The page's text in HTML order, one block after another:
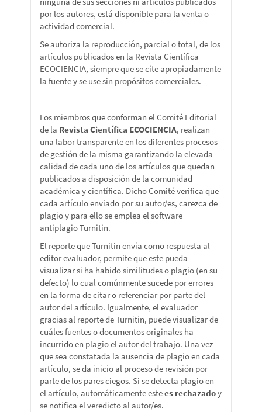
por los autores, está disponible para la venta o
actividad comercial.
Se autoriza la reproducción, parcial o total, de los
artículos publicados en la Revista Científica
ECOCIENCIA, siempre que se cite apropiadamente
la fuente y se use sin propósitos comerciales.
Los miembros que conforman el Comité Editorial
de la Revista Científica ECOCIENCIA, realizan
una labor transparente en los diferentes procesos
de gestión de la misma garantizando la elevada
calidad de cada uno de los artículos que quedan
publicados a disposición de la comunidad
académica y científica. Dicho Comité verifica que
cada artículo enviado por su autor/es, carezca de
plagio y para ello se emplea el software
antiplagio Turnitin.
El reporte que Turnitin envía como respuesta al
editor evaluador, permite que este pueda
visualizar si ha habido similitudes o plagio (en su
defecto) lo cual comúnmente sucede por errores
en la forma de citar o referenciar por parte del
autor del artículo. Igualmente, el evaluador
gracias al reporte de Turnitin, puede visualizar de
cuáles fuentes o documentos originales ha
incurrido en plagio el autor del trabajo. Una vez
que sea constatada la ausencia de plagio en cada
artículo, se da inicio al proceso de revisión por
parte de los pares ciegos. Si se detecta plagio en
el artículo, automáticamente estees rechazadoy
se notifica el veredicto al autor/es.